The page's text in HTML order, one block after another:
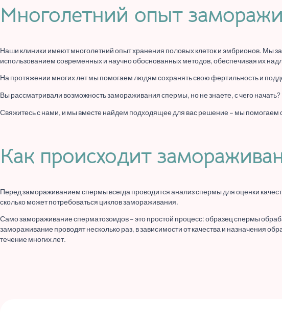
Многолетний опыт
Наши клиники имеют многолетний опыт хранения половых клеток и эмбрионов. Мы
использованием современных и научно обоснованных методов, обеспечивая их
На протяжении многих лет мы помогаем людям сохранять свою фертильность и
Вы рассматривали возможность замораживания спермы, но не знаете, с чего начать?
Свяжитесь с нами, и мы вместе найдем подходящее для вас решение – мы помогаем
Как происходит
Перед замораживанием спермы всегда проводится анализ спермы для оценки
сколько может потребоваться циклов замораживания.
Само замораживание сперматозоидов – это простой процесс: образец спермы
замораживание проводят несколько раз, в зависимости от качества и назначения
течение многих лет.